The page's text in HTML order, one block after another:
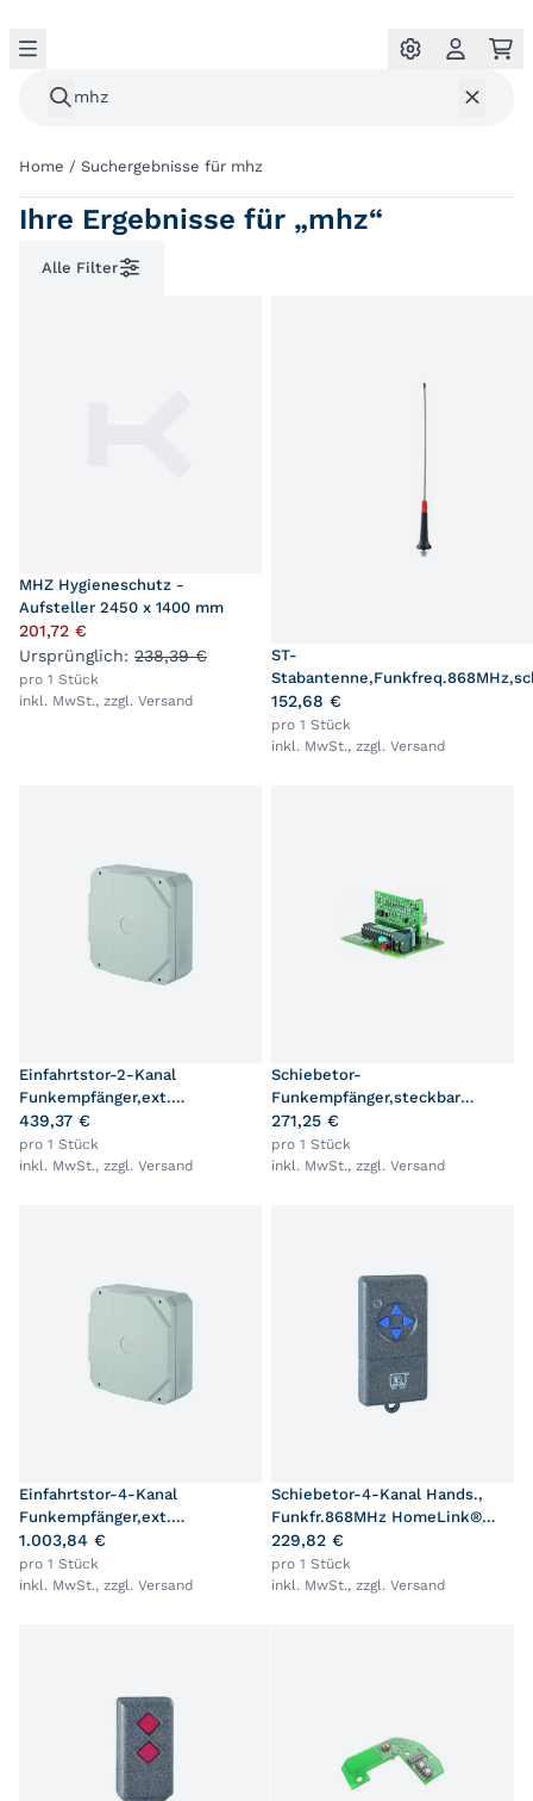
Home / Suchergebnisse für mhz
Ihre Ergebnisse für „mhz“
Alle Filter
MHZ Hygieneschutz -
Aufsteller 2450 x 1400 mm
201,72 €
Ursprünglich: 238,39 €
pro 1 Stück
inkl. MwSt., zzgl. Versand
ST-
152,68 €
pro 1 Stück
inkl. MwSt., zzgl. Versand
Einfahrtstor-2-Kanal
Funkempfänger,ext.
868MHz,230V,Höhe125mm
439,37 €
pro 1 Stück
inkl. MwSt., zzgl. Versand
Schiebetor-
Funkempfänger,steckbar
868MHz
271,25 €
pro 1 Stück
inkl. MwSt., zzgl. Versand
Einfahrtstor-4-Kanal
Funkempfänger,ext.
868MHz,230V,Höhe125mm
1.003,84 €
pro 1 Stück
inkl. MwSt., zzgl. Versand
Schiebetor-4-Kanal Hands.,
Funkfr.868MHz HomeLink®
kompatibel,L74xB39xH14mm
229,82 €
pro 1 Stück
inkl. MwSt., zzgl. Versand